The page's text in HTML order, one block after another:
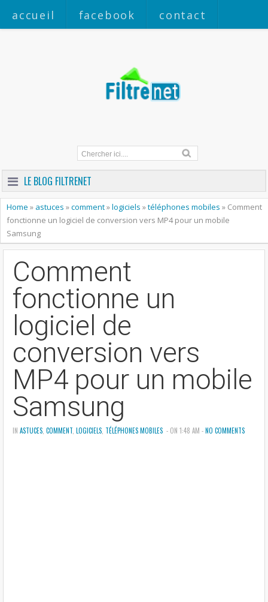
accueil facebook contact
LE BLOG FILTRENET
Home » astuces »comment»logiciels »téléphones mobiles » Comment
fonctionne un logiciel de conversion vers MP4 pour un mobile
Samsung
Comment
fonctionne un
logiciel de
conversion vers
MP4 pour un mobile
Samsung
IN ASTUCES COMMENT LOGICIELS TÉLÉPHONES MOBILES - ON 1:48 AM -NO COMMENTS